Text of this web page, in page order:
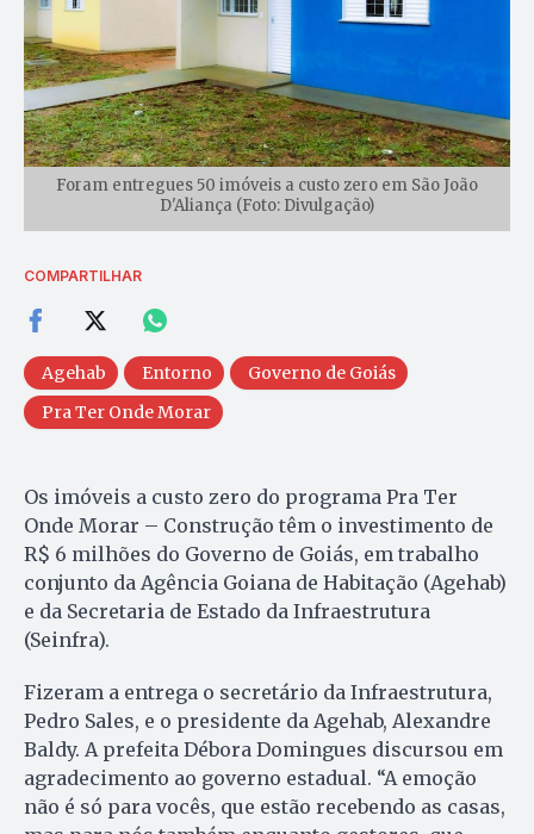
Foram entregues 50 imóveis a custo zero em São João
D'Aliança (Foto: Divulgação)
COMPARTILHAR
Agehab Entorno
Governo de Goiás
Pra Ter Onde Morar
Os imóveis a custo zero do programa Pra Ter
Onde Morar – Construção têm o investimento de
R$ 6 milhões do Governo de Goiás, em trabalho
conjunto da Agência Goiana de Habitação (Agehab)
e da Secretaria de Estado da Infraestrutura
(Seinfra).
Fizeram a entrega o secretário da Infraestrutura,
Pedro Sales, e o presidente da Agehab, Alexandre
Baldy. A prefeita Débora Domingues discursou em
agradecimento ao governo estadual. “A emoção
não é só para vocês, que estão recebendo as casas,